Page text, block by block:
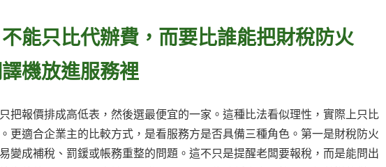
能只比代辦費，而要比誰能把財稅防火
機放進服務裡
把報價排成高低表，然後選最便宜的一家。這種比法看似理性，實際上只比
更適合企業主的比較方式，是看服務方是否具備三種角色。第一是財稅防火
變成補稅、罰鍰或帳務重整的問題。這不只是提醒老闆要報稅，而是能問出